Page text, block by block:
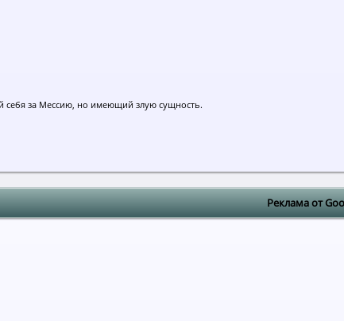
за Мессию, но имеющий злую сущность.
Реклама от